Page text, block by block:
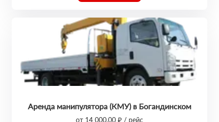
Аренда манипулятора (КМУ) в Богандинском
от 14 000,00 ₽ / рейс